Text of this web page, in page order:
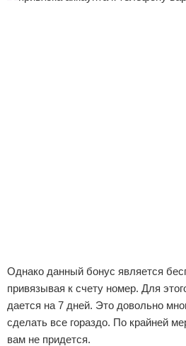
Однако данный бонус является
привязывая к счету номер. Для
дается на 7 дней. Это довольно
сделать все гораздо. По крайней
вам не придется.